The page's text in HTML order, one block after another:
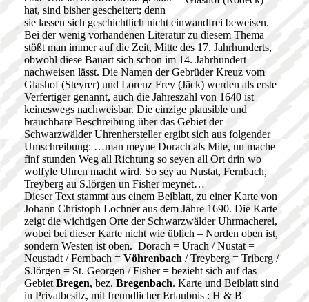
hat, sind bisher gescheitert; denn
sie lassen sich geschichtlich nicht einwandfrei beweisen.
Bei der wenig vorhandenen Literatur zu diesem Thema
stößt man immer auf die Zeit, Mitte des 17. Jahrhunderts,
obwohl diese Bauart sich schon im 14. Jahrhundert
nachweisen lässt. Die Namen der Gebrüder Kreuz vom
Glashof (Steyrer) und Lorenz Frey (Jäck) werden als erste
Verfertiger genannt, auch die Jahreszahl von 1640 ist
keineswegs nachweisbar. Die einzige plausible und
brauchbare Beschreibung über das Gebiet der
Schwarzwälder Uhrenhersteller ergibt sich aus folgender
Umschreibung: …man meyne Dorach als Mite, un mache
finf stunden Weg all Richtung so seyen all Ort drin wo
wolfyle Uhren macht wird. So sey au Nustat, Fernbach,
Treyberg au S.lörgen un Fisher meynet…
Dieser Text stammt aus einem Beiblatt, zu einer Karte von
Johann Christoph Lochner aus dem Jahre 1690. Die Karte
zeigt die wichtigen Orte der Schwarzwälder Uhrmacherei,
wobei bei dieser Karte nicht wie üblich – Norden oben ist,
sondern Westen ist oben. Dorach = Urach / Nustat =
Neustadt / Fernbach = Vöhrenbach / Treyberg = Triberg /
S.lörgen = St. Georgen / Fisher = bezieht sich auf das
Gebiet Bregen, bez. Bregenbach. Karte und Beiblatt sind
in Privatbesitz, mit freundlicher Erlaubnis : H & B